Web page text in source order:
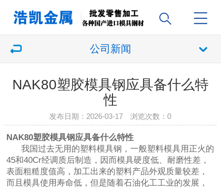
公司新闻
NAK80塑胶模具钢应具备什么特
性
发布日期：2026-03-17 浏览次数：0
NAK80塑胶模具钢应具备什么特性
我国过去无用的塑料模具钢，一般塑料模具用正火的
45和40Cr经调质后制造，因而模具硬度低、耐磨性差，
表面粗糙度值高，加工出来的塑料产品外观质量较差，
而且模具使用寿命低，但是随着石油化工工业的发展，